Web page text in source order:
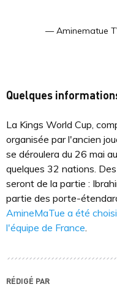
— Aminematue
Quelques
La Kings World Cup,
organisée par l'ancien
se déroulera du 26 mai
quelques 32 nations.
seront de la partie :
partie des porte-
AmineMaTue a été
l'équipe de France.
RÉDIGÉ PAR